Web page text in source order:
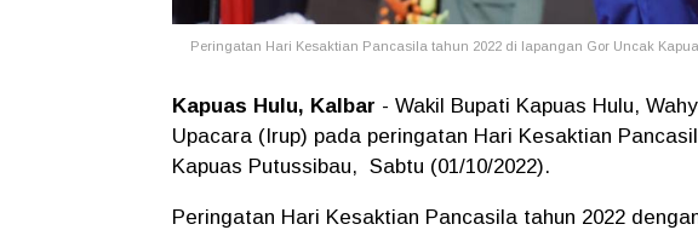
Peringatan Hari Kesaktian Pancasila tahun 2022 di lapangan Gor Uncak
Kapuas Hulu, Kalbar - Wakil Bupati Kapuas Hulu,
Upacara (Irup) pada peringatan Hari Kesaktian
Kapuas Putussibau, Sabtu (01/10/2022).
Peringatan Hari Kesaktian Pancasila tahun 2022